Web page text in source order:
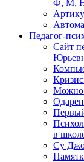
Ф, М,
Педагог-
Сайт
Можно
в
Су